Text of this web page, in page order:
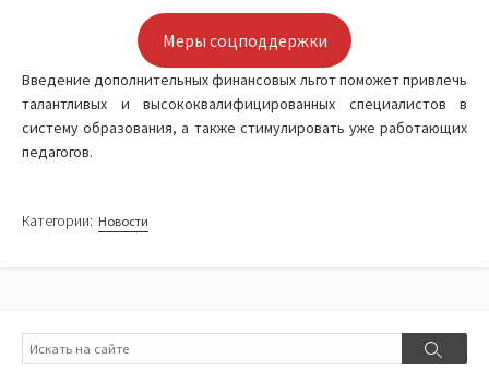
Меры соцподдержки
Введение дополнительных финансовых льгот поможет привлечь
талантливых и высококвалифицированных специалистов в
систему образования, а также стимулировать уже работающих
педагогов.
Категории: Новости
Поиск
Поиск